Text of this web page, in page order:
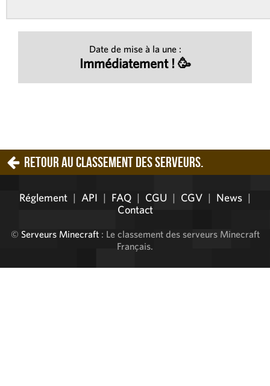
Date de mise à la une :
Immédiatement ! 🥳
Retour au classement des serveurs.
Réglement | API | FAQ | CGU | CGV | News |
Contact
© Serveurs Minecraft: Le classement des serveurs Minecraft
Français.